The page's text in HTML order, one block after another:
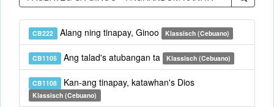
CB222 Alang ning tinapay, Ginoo Klassisch (Cebuano)
CB1105 Ang talad's atubangan ta Klassisch (Cebuano)
CB1108 Kan-ang tinapay, katawhan's Dios
Klassisch (Cebuano)